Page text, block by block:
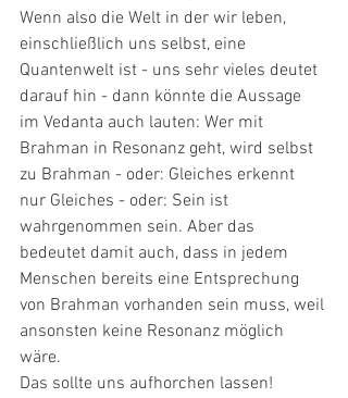
Wenn also die Welt in der wir leben,
einschließlich uns selbst, eine
Quantenwelt ist - uns sehr vieles deutet
darauf hin - dann könnte die Aussage
im Vedanta auch lauten: Wer mit
Brahman in Resonanz geht, wird selbst
zu Brahman - oder: Gleiches erkennt
nur Gleiches - oder: Sein ist
wahrgenommen sein. Aber das
bedeutet damit auch, dass in jedem
Menschen bereits eine Entsprechung
von Brahman vorhanden sein muss, weil
ansonsten keine Resonanz möglich
wäre.
Das sollte uns aufhorchen lassen!